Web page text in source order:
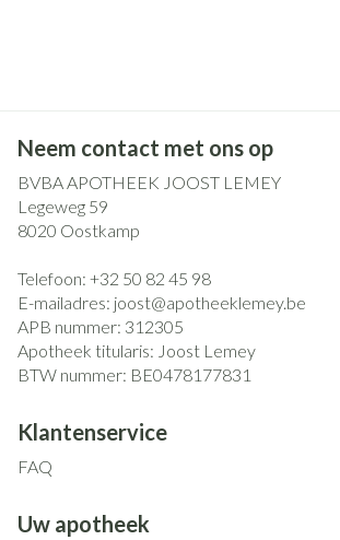
Neem contact met ons op
BVBA APOTHEEK JOOST LEMEY
Legeweg 59
8020 Oostkamp
Telefoon: +32 50 82 45 98
E-mailadres: joost@apotheeklemey.be
APB nummer: 312305
Apotheek titularis: Joost Lemey
BTW nummer: BE0478177831
Klantenservice
FAQ
Uw apotheek